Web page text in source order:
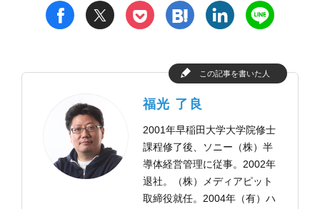
f t p h l n
この記事を書いた人
福光 了良
2001年早稲田大学大学院修士
課程修了後、ソニー（株）半
導体経営管理に従事。2002年
退社。（株）メディアピット
取締役就任。2004年（有）ハ